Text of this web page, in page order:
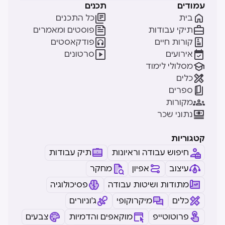
עמודים
בית 
תיקי עבודות
קורות חיים 
אירועים 
מסלולי לימוד
כלים
ספרים 
מקורות
נתוני שכר
תכנים
כל התכנים
פוסטים ומאמרים
פודקאסטים
סרטונים
קטגוריות
חיפוש עבודה וראיונות
תיק עבודות
עיצוב
אפיון
מחקר
מתודות ושיטות עבודה
פסיכולוגיה
כלים
מיקרוקופי
ג'וניורים
פרוטוטייפ
מוקאפים והדמיות
צבעים